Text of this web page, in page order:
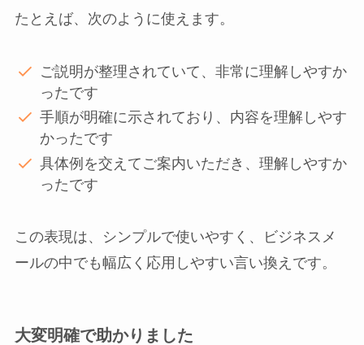
たとえば、次のように使えます。
ご説明が整理されていて、非常に理解しやすか
ったです
手順が明確に示されており、内容を理解しやす
かったです
具体例を交えてご案内いただき、理解しやすか
ったです
この表現は、シンプルで使いやすく、ビジネスメ
ールの中でも幅広く応用しやすい言い換えです。
大変明確で助かりました